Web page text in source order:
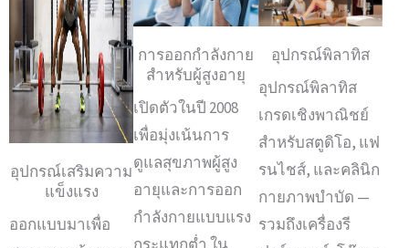
อุปกรณ์เสริมความ
แข็งแรง
ออกแบบมาเพื่อ
การออกกำลังกาย
สำหรับผู้สูงอายุ
เปิดตัวในปี 2008
เพื่อมุ่งเน้นการ
ดูแลสุขภาพผู้สูง
อายุและการออก
กำลังกายแบบแรง
กระแทกต่ำ ใน
อุปกรณ์พิลาทิส
อุปกรณ์พิลาทิส
เกรดเชิงพาณิชย์
สำหรับสตูดิโอ, แฟ
รนไชส์, และคลินิก
กายภาพบำบัด —
รวมถึงเครื่องรี